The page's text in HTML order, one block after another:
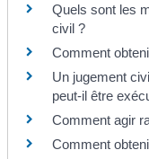
Quels sont les
civil ?
Comment
Un jugement
peut-il être
Comment agir
Comment